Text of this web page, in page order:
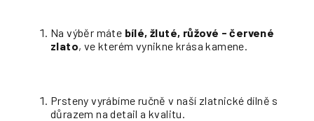
Na výběr máte bílé, žluté, růžové - červené
zlato, ve kterém vynikne krása kamene.
Prsteny vyrábíme ručně v naší zlatnické dílně s
důrazem na detail a kvalitu.